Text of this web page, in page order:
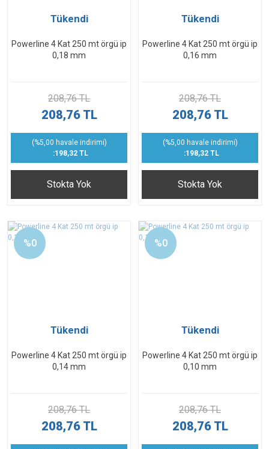
Tükendi
Powerline 4 Kat 250 mt örgü ip
0,18 mm
208,76 TL
208,76 TL
(%5,00 havale indirimi)
:198,32 TL
Stokta Yok
Tükendi
Powerline 4 Kat 250 mt örgü ip
0,16 mm
208,76 TL
208,76 TL
(%5,00 havale indirimi)
:198,32 TL
Stokta Yok
%0
Tükendi
Powerline 4 Kat 250 mt örgü ip
0,14 mm
208,76 TL
208,76 TL
%0
Tükendi
Powerline 4 Kat 250 mt örgü ip
0,10 mm
208,76 TL
208,76 TL